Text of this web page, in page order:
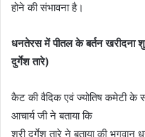
होने की संभावना है।
धनतेरस में पीतल के बर्तन खरीदना
दुर्गेश तारे)
कैट की वैदिक एवं ज्योतिष कमेटी के
आचार्य जी ने बताया कि
श्री दुर्गेश तारे ने बताया की भगवान